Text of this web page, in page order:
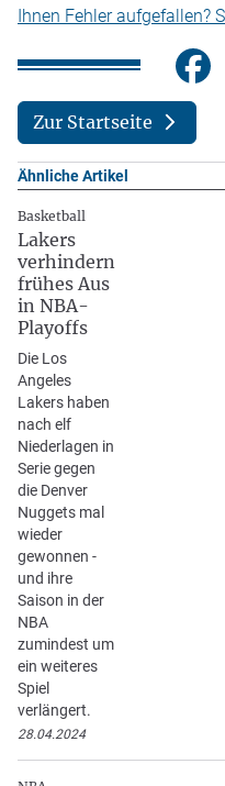
Ihnen Fehler aufgefallen?
Zur Startseite
Ähnliche Artikel
Basketball
Lakers
verhindern
frühes Aus
in NBA-
Playoffs
Die Los
Angeles
Lakers haben
nach elf
Niederlagen in
Serie gegen
die Denver
Nuggets mal
wieder
gewonnen -
und ihre
Saison in der
NBA
zumindest um
ein weiteres
Spiel
verlängert.
28.04.2024